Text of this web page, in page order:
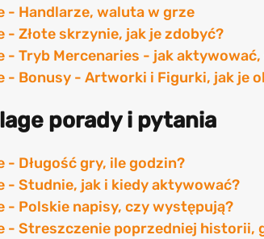
- Handlarze, waluta w grze
- Złote skrzynie, jak je zdobyć?
- Tryb Mercenaries - jak
- Bonusy - Artworki i Figurki, jak je
porady i pytania
- Długość gry, ile godzin?
- Studnie, jak i kiedy aktywować?
- Polskie napisy, czy występują?
- Streszczenie poprzedniej historii,